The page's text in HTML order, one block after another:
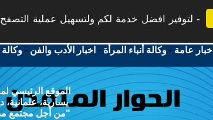
لتوفير افضل خدمة لكم ولتسهيل عملية
أخبار عامة -وكالة أنباء المرأة - اخبار الأدب والفن -وكالة
الموقع الرئيسي
يسارية، علمانية،
"من أجل مجتمع